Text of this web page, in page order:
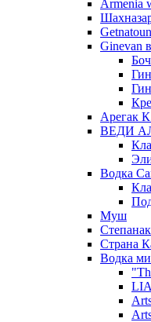
Armenia
Getnatoun
Ginevan
Арегак
ВЕДИ
Водка
Муш
Страна
Водка